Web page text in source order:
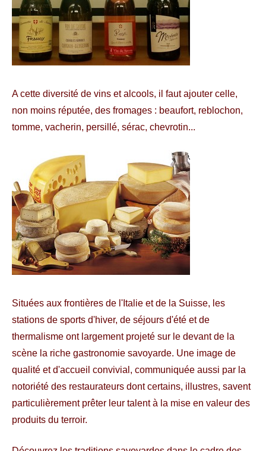
A cette diversité de vins et alcools, il faut ajouter celle,
non moins réputée, des fromages : beaufort, reblochon,
tomme, vacherin, persillé, sérac, chevrotin...
Situées aux frontières de l'Italie et de la Suisse, les
stations de sports d'hiver, de séjours d'été et de
thermalisme ont largement projeté sur le devant de la
scène la riche gastronomie savoyarde. Une image de
qualité et d'accueil convivial, communiquée aussi par la
notoriété des restaurateurs dont certains, illustres, savent
particulièrement prêter leur talent à la mise en valeur des
produits du terroir.